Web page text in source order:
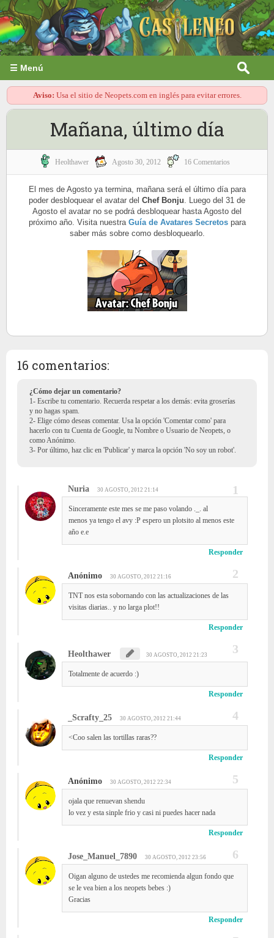
☰ Menú
Aviso: Usa el sitio de Neopets.com en inglés para evitar errores.
Mañana, último día
Heolthawer Agosto 30, 2012 16 Comentarios
El mes de Agosto ya termina, mañana será el último día para
poder desbloquear el avatar del Chef Bonju . Luego del 31 de
Agosto el avatar no se podrá desbloquear hasta Agosto del
próximo año. Visita nuestra Guía de Avatares Secretos para
saber más sobre como desbloquearlo.
16 comentarios:
¿Cómo dejar un comentario?
1- Escribe tu comentario. Recuerda respetar a los demás: evita groserías
y no hagas spam.
2- Elige cómo deseas comentar. Usa la opción 'Comentar como' para
hacerlo con tu Cuenta de Google, tu Nombre o Usuario de Neopets, o
como Anónimo.
3- Por último, haz clic en 'Publicar' y marca la opción 'No soy un robot'.
Nuria 30 AGOSTO, 2012 21:14
Sinceramente este mes se me paso volando ._. al
menos ya tengo el avy :P espero un plotsito al menos este
año e.e
Responder
Anónimo 30 AGOSTO, 2012 21:16
TNT nos esta sobornando con las actualizaciones de las
visitas diarias.. y no larga plot!!
Responder
Heolthawer 30 AGOSTO, 2012 21:23
Totalmente de acuerdo :)
Responder
_Scrafty_25 30 AGOSTO, 2012 21:44
<Coo salen las tortillas raras??
Responder
Anónimo 30 AGOSTO, 2012 22:34
ojala que renuevan shendu
lo vez y esta sinple frio y casi ni puedes hacer nada
Responder
Jose_Manuel_7890 30 AGOSTO, 2012 23:56
Oigan alguno de ustedes me recomienda algun fondo que
se le vea bien a los neopets bebes :)
Gracias
Responder